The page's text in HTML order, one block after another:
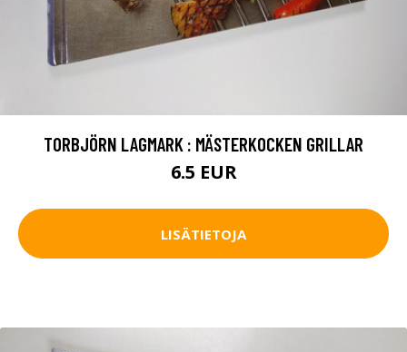
TORBJÖRN LAGMARK : MÄSTERKOCKEN GRILLAR
6.5 EUR
LISÄTIETOJA